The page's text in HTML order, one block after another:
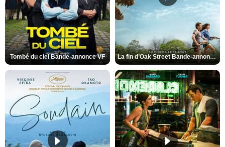
Tombé du ciel Bande-annonce VF La fin d’Oak Street Bande-annonce VO STFR